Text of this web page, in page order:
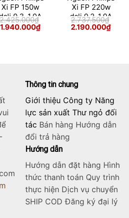
Xi FP 150w
dali 0.3-1.0A
SNLDAE 230V
2.425.000₫
Giá
gốc
1.940.000₫Giá
hiện
Xi FP 220w
dali 0.2-1.0A
SNLDAE 230V
2.737.500₫
Giá
gốc
2.190.000₫Giá
Thông tin chung
Giới thiệu Công ty Năng
lực sản xuất Thư ngỏ đối
tác Bán hàng Hướng dẫn
đổi trả hàng
Hướng dẫn
Hướng dẫn đặt hàng Hình
thức thanh toán Quy trình
thực hiện Dịch vụ chuyển
SHIP COD Đăng ký đại lý